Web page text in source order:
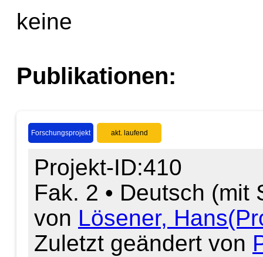
keine
Publikationen:
Forschungsprojekt akt. laufend
Projekt-ID:410
Fak. 2 • Deutsch (mit
von Lösener,
Zuletzt geändert von